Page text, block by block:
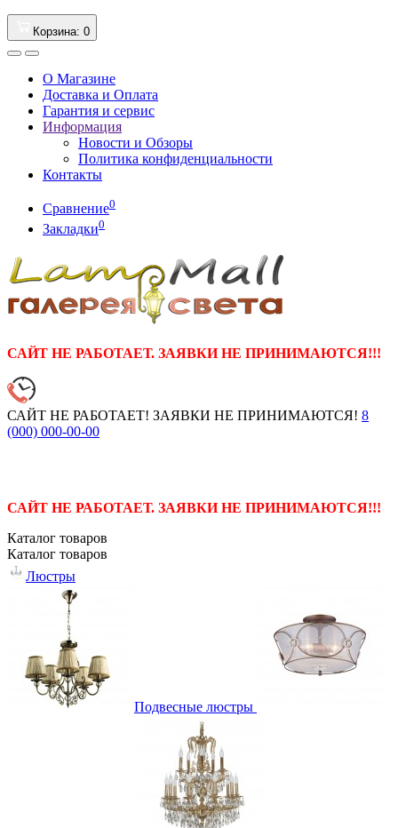
Корзина: 0
О Магазине
Доставка и Оплата
Гарантия и сервис
Информация
Новости и Обзоры
Политика конфиденциальности
Контакты
Сравнение0
Закладки0
САЙТ НЕ РАБОТАЕТ. ЗАЯВКИ НЕ ПРИНИМАЮТСЯ!!!
САЙТ НЕ РАБОТАЕТ! ЗАЯВКИ НЕ ПРИНИМАЮТСЯ! 8
(000) 000-00-00
САЙТ НЕ РАБОТАЕТ. ЗАЯВКИ НЕ ПРИНИМАЮТСЯ!!!
Каталог товаров
Каталог товаров
Люстры
Подвесные люстры